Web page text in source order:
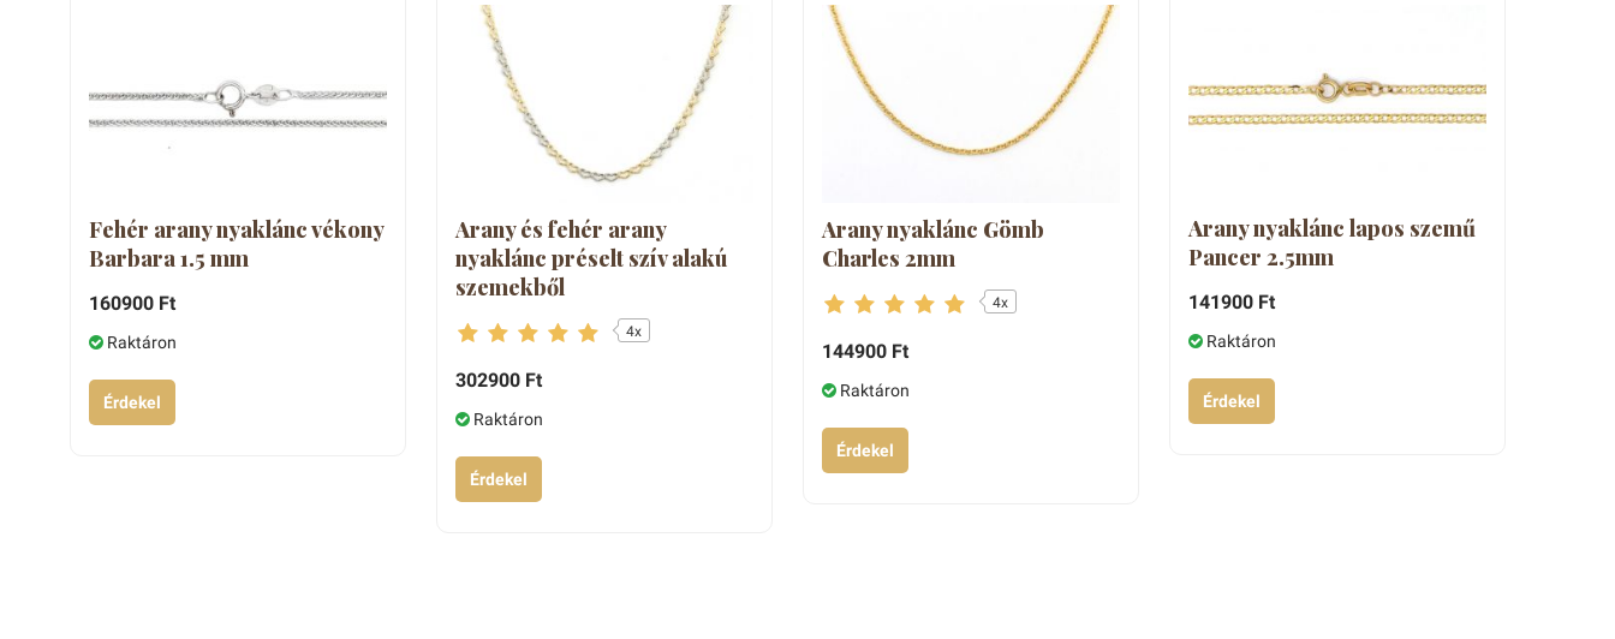
Fehér arany nyaklánc vékony
Barbara 1.5 mm
160900 Ft
Raktáron
Érdekel
Arany és fehér arany
nyaklánc préselt szív alakú
szemekből
4x
302900 Ft
Raktáron
Érdekel
Arany nyaklánc Gömb
Charles 2mm
4x
144900 Ft
Raktáron
Érdekel
Arany nyaklánc lapos szemű
Pancer 2.5mm
141900 Ft
Raktáron
Érdekel